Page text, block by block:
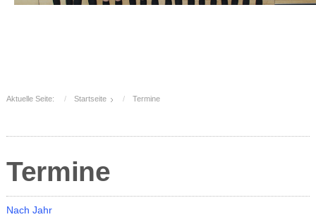
Aktuelle Seite: Startseite Termine
Termine
Nach Jahr